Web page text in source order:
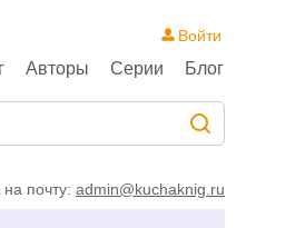
Авторы Серии Блог
Войти
почту: admin@kuchaknig.ru